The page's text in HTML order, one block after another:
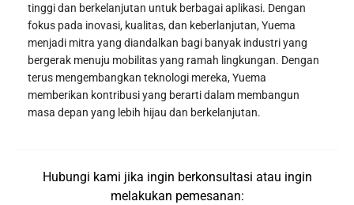
tinggi dan berkelanjutan untuk berbagai aplikasi. Dengan
fokus pada inovasi, kualitas, dan keberlanjutan, Yuema
menjadi mitra yang diandalkan bagi banyak industri yang
bergerak menuju mobilitas yang ramah lingkungan. Dengan
terus mengembangkan teknologi mereka, Yuema
memberikan kontribusi yang berarti dalam membangun
masa depan yang lebih hijau dan berkelanjutan.
Hubungi kami jika ingin berkonsultasi atau ingin
melakukan pemesanan: